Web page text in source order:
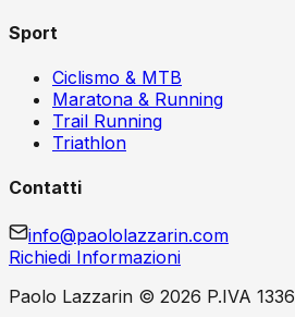
Sport
Ciclismo & MTB
Maratona & Running
Trail Running
Triathlon
Contatti
info@paololazzarin.com
Richiedi Informazioni
Paolo Lazzarin © 2026 P.IVA